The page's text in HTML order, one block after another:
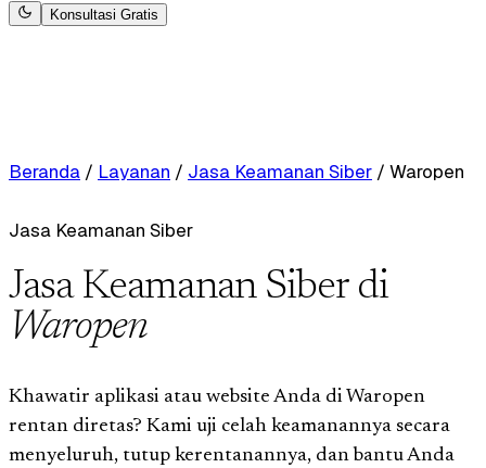
Konsultasi Gratis
Beranda / Layanan / Jasa Keamanan Siber / Waropen
Jasa Keamanan Siber
Jasa Keamanan Siber di
Waropen
Khawatir aplikasi atau website Anda di Waropen
rentan diretas? Kami uji celah keamanannya secara
menyeluruh, tutup kerentanannya, dan bantu Anda